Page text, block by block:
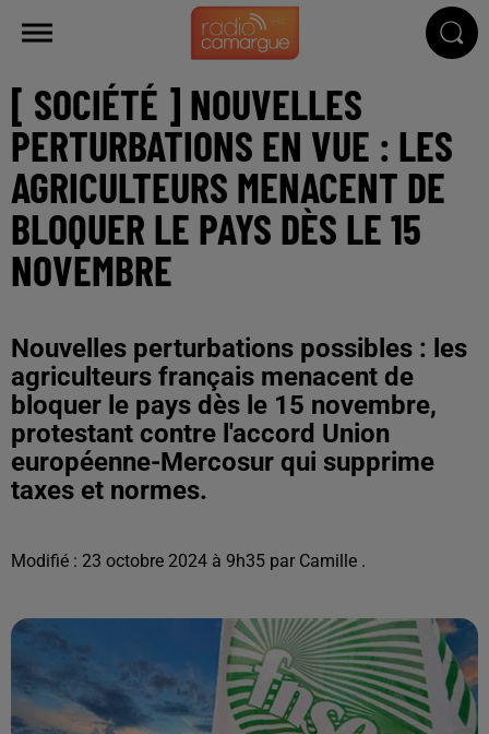
[ SOCIÉTÉ ] NOUVELLES
PERTURBATIONS EN VUE : LES
AGRICULTEURS MENACENT DE
BLOQUER LE PAYS DÈS LE 15
NOVEMBRE
Nouvelles perturbations possibles : les
agriculteurs français menacent de
bloquer le pays dès le 15 novembre,
protestant contre l'accord Union
européenne-Mercosur qui supprime
taxes et normes.
Modifié : 23 octobre 2024 à 9h35 par Camille .